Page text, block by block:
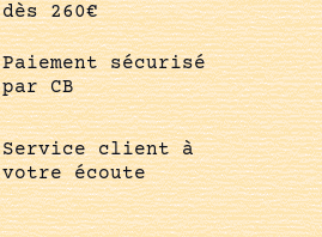
dès 260€
Paiement sécurisé
par CB
Service client à
votre écoute